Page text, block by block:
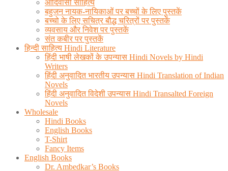
आदिवासी साहित्य
बहुजन नायक-नायिकाओं पर बच्चों के लिए पुस्तकें
बच्चो के लिए सचित्र बौद्ध चरित्रों पर पुस्तकें
व्यवसाय और निवेश पर पुस्तकें
संत कबीर पर पुस्तकें
हिन्दी साहित्य Hindi Literature
हिंदी भाषी लेखकों के उपन्यास Hindi Novels by Hindi
Writers
हिंदी अनुवादित भारतीय उपन्यास Hindi Translation of Indian
Novels
हिंदी अनुवादित विदेशी उपन्यास Hindi Transalted Foreign
Novels
Wholesale
Hindi Books
English Books
T-Shirt
Fancy Items
English Books
Dr. Ambedkar’s Books